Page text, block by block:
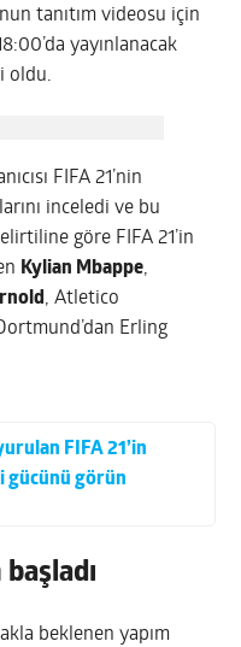
tanıtım videosu için
yayınlanacak
oldu.
FIFA 21’nin
inceledi ve bu
göre FIFA 21’in
Kylian Mbappe,
, Atletico
Erling
FIFA 21’in
gücünü görün
beklenen yapım